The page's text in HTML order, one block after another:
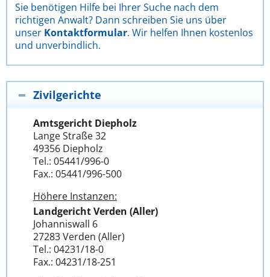
Sie benötigen Hilfe bei Ihrer Suche nach dem
richtigen Anwalt? Dann schreiben Sie uns über
unser Kontaktformular. Wir helfen Ihnen kostenlos
und unverbindlich.
Zivilgerichte
Amtsgericht Diepholz
Lange Straße 32
49356 Diepholz
Tel.: 05441/996-0
Fax.: 05441/996-500
Höhere Instanzen:
Landgericht Verden (Aller)
Johanniswall 6
27283 Verden (Aller)
Tel.: 04231/18-0
Fax.: 04231/18-251